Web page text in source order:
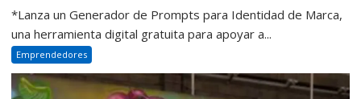
*Lanza un Generador de Prompts para Identidad de Marca,
una herramienta digital gratuita para apoyar a...
Emprendedores